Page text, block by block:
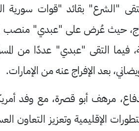
"الشرع" بقائد "قوات سورية
حيث عُرض على "عبدي" منصب
فيما التقى "عبدي" عددًا من
بعد الإفراج عنه من الإمارات.
مرهف أبو قصرة، مع وفد
الإقليمية وتعزيز